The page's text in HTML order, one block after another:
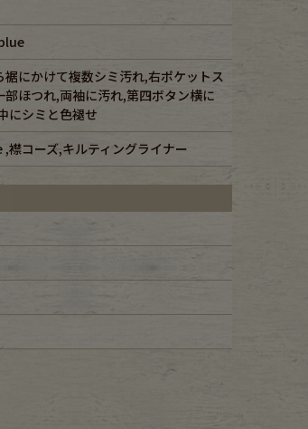
裾にかけて複数シミ汚れ,右ポケットス
部ほつれ,両袖に汚れ,第四ボタン横に
にシミと色褪せ
コーズ,キルティングライナー